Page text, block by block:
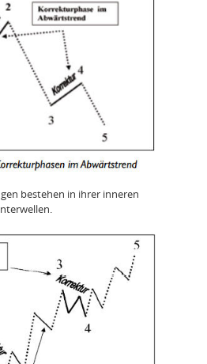
bestehen in ihrer inneren